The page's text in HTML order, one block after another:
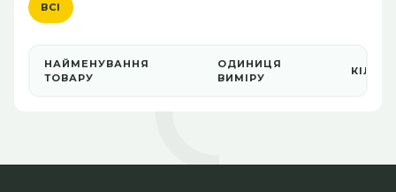
ВСІ
НАЙМЕНУВАННЯ
ТОВАРУ
ОДИНИЦЯ
ВИМІРУ